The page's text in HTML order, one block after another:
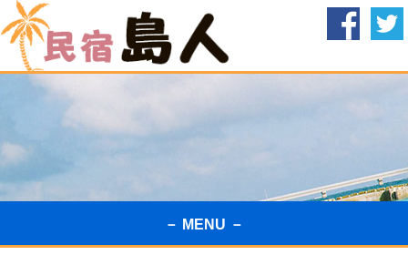
－ MENU －